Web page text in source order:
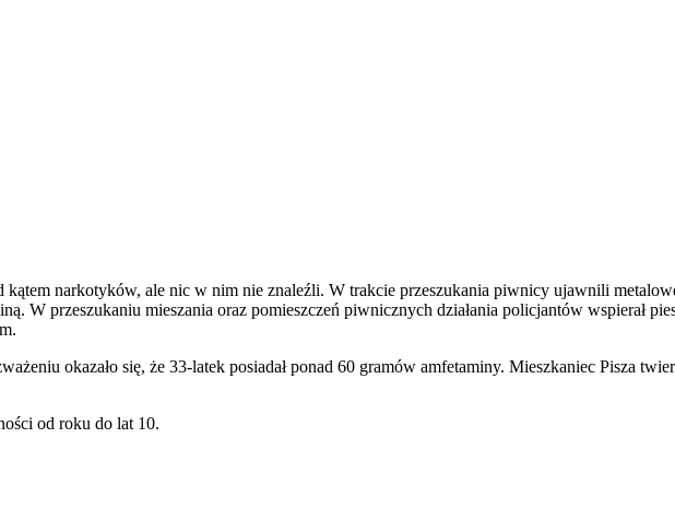
narkotyków, ale nic w nim nie znaleźli. W trakcie przeszukania piwnicy ujawnili
W przeszukaniu mieszania oraz pomieszczeń piwnicznych działania policjantów wspierał
okazało się, że 33-latek posiadał ponad 60 gramów amfetaminy. Mieszkaniec Pisza
od roku do lat 10.